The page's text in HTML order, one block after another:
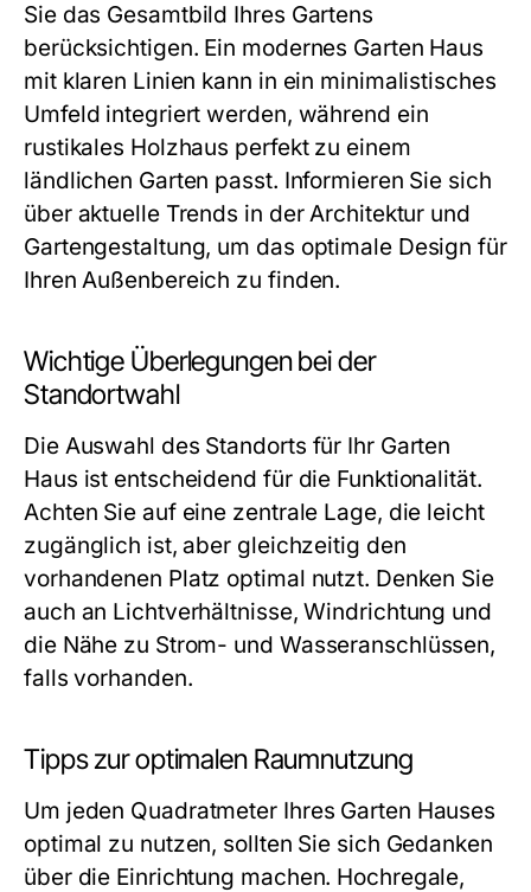
Sie das Gesamtbild Ihres Gartens
berücksichtigen. Ein modernes Garten Haus
mit klaren Linien kann in ein minimalistisches
Umfeld integriert werden, während ein
rustikales Holzhaus perfekt zu einem
ländlichen Garten passt. Informieren Sie sich
über aktuelle Trends in der Architektur und
Gartengestaltung, um das optimale Design für
Ihren Außenbereich zu finden.
Wichtige Überlegungen bei der
Standortwahl
Die Auswahl des Standorts für Ihr Garten
Haus ist entscheidend für die Funktionalität.
Achten Sie auf eine zentrale Lage, die leicht
zugänglich ist, aber gleichzeitig den
vorhandenen Platz optimal nutzt. Denken Sie
auch an Lichtverhältnisse, Windrichtung und
die Nähe zu Strom- und Wasseranschlüssen,
falls vorhanden.
Tipps zur optimalen Raumnutzung
Um jeden Quadratmeter Ihres Garten Hauses
optimal zu nutzen, sollten Sie sich Gedanken
über die Einrichtung machen. Hochregale,